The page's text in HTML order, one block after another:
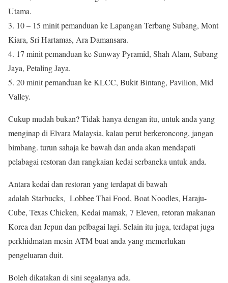
Utama.
3. 10 – 15 minit pemanduan ke Lapangan Terbang Subang, Mont
Kiara, Sri Hartamas, Ara Damansara.
4. 17 minit pemanduan ke Sunway Pyramid, Shah Alam, Subang
Jaya, Petaling Jaya.
5. 20 minit pemanduan ke KLCC, Bukit Bintang, Pavilion, Mid
Valley.
Cukup mudah bukan? Tidak hanya dengan itu, untuk anda yang
menginap di Elvara Malaysia, kalau perut berkeroncong, jangan
bimbang. turun sahaja ke bawah dan anda akan mendapati
pelabagai restoran dan rangkaian kedai serbaneka untuk anda.
Antara kedai dan restoran yang terdapat di bawah
adalah Starbucks, Lobbee Thai Food, Boat Noodles, Haraju-
Cube, Texas Chicken, Kedai mamak, 7 Eleven, retoran makanan
Korea dan Jepun dan pelbagai lagi. Selain itu juga, terdapat juga
perkhidmatan mesin ATM buat anda yang memerlukan
pengeluaran duit.
Boleh dikatakan di sini segalanya ada.